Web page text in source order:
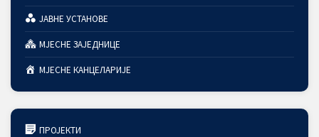
ЈАВНЕ УСТАНОВЕ
МЈЕСНЕ ЗАЈЕДНИЦЕ
МЈЕСНЕ КАНЦЕЛАРИЈЕ
ПРОЈЕКТИ